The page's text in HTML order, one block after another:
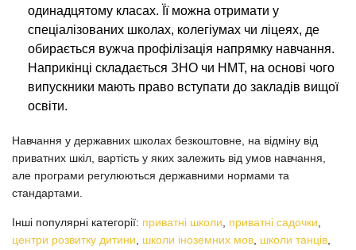
одинадцятому класах. Її можна отримати у
спеціалізованих школах, колегіумах чи ліцеях, де
обирається вужча профілізація напрямку навчання.
Наприкінці складається ЗНО чи НМТ, на основі чого
випускники мають право вступати до закладів вищої
освіти.
Навчання у державних школах безкоштовне, на відміну від
приватних шкіл, вартість у яких залежить від умов навчання,
але програми регулюються державними нормами та
стандартами.
Інші популярні категорії: приватні школи, приватні садочки,
центри розвитку дитини, школи іноземних мов, школи танців,